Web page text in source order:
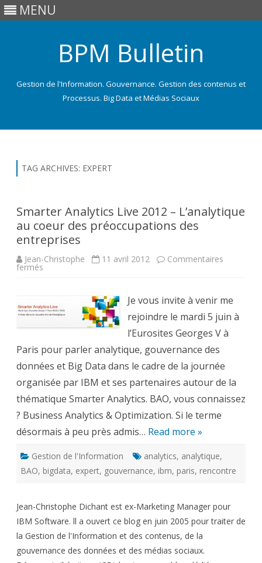
MENU
BPM Bulletin
Gestion de l'Information. Gouvernance. Gestion des contenus et
Processus. Big Data et Médias Sociaux
TAG ARCHIVES: EXPERT
Smarter Analytics Live 2012 – L’analytique
au coeur des préoccupations des
entreprises
Jean-Christophe 11 avril 2012 Commentaires
fermés
–
L’analytique
préoccupations
des
entreprises
Je vous invite à venir me
rejoindre le mardi 5 juin à
l’Eurosites Georges V à
Paris pour parler analytique, gouvernance des
données et Big Data dans le cadre de la journée
organisée par IBM et ses partenaires autour de la
thématique Smarter Analytics. BAO, vous connaissez
? Business Analytics & Optimization. Si le terme
désormais à peu près admis… Read more »
Gestion de l'Information analytics, analytique,
BAO, bigdata, expert, gouvernance, ibm, paris, rencontre
Jean-Christophe Dichant est ex-Marketing Manager pour
IBM Software. ll a ouvert ce blog en juin 2005 pour traiter de
la Gestion de l'Information et des contenus, de la
gouvernance des données et des médias sociaux.